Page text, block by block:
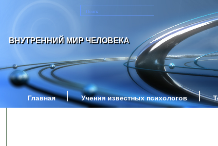
ВНУТРЕННИЙ МИР ЧЕЛОВЕКА
Главная Учения известных психологов